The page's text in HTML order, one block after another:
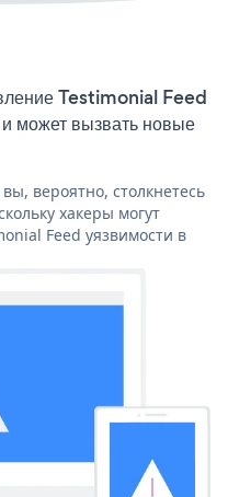
Testimonial Feed
может вызвать новые
вероятно, столкнетесь
хакеры могут
Feed уязвимости в